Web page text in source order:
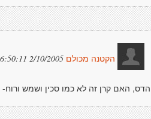
הקטנה מכולם 2/10/2005 16:50:11
הדס, האם קרן זה לא כמו סכין ושמש